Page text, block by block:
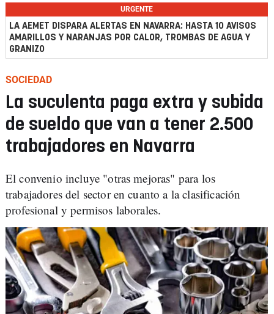
URGENTE
LA AEMET DISPARA ALERTAS EN NAVARRA: HASTA 10 AVISOS
AMARILLOS Y NARANJAS POR CALOR, TROMBAS DE AGUA Y
GRANIZO
SOCIEDAD
La suculenta paga extra y subida
de sueldo que van a tener 2.500
trabajadores en Navarra
El convenio incluye "otras mejoras" para los
trabajadores del sector en cuanto a la clasificación
profesional y permisos laborales.